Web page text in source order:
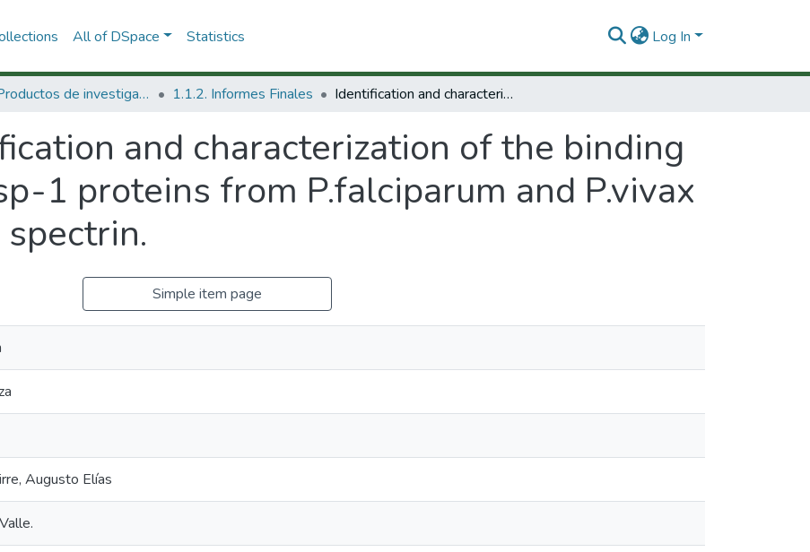
All of DSpace Statistics Log In
1.1 Productos de investigación 1.1.2. Informes Finales Identification and characterization of the binding do main softhe msp-1 proteins from P.falciparum and P.vivax to the erythrocyte spectrin.
and characterization of the binding
1 proteins from P.falciparum and P.vivax
Simple item page
Augusto Elías